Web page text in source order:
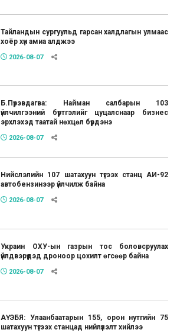
Тайландын сургуульд гарсан халдлагын улмаас
хоёр хүн амиа алджээ
2026-08-07
Б.Пүрэвдагва: Найман салбарын 103
үйлчилгээний бүртгэлийг цуцалснаар бизнес
эрхлэхэд таатай нөхцөл бүрдэнэ
2026-08-07
Нийслэлийн 107 шатахуун түгээх станц АИ-92
автобензинээр үйлчилж байна
2026-08-07
Украин ОХУ-ын газрын тос боловсруулах
үйлдвэрүүдэд дроноор цохилт өгсөөр байна
2026-08-07
АҮЭБЯ: Улаанбаатарын 155, орон нутгийн 75
шатахуун түгээх станцад нийлүүлэлт хийлээ